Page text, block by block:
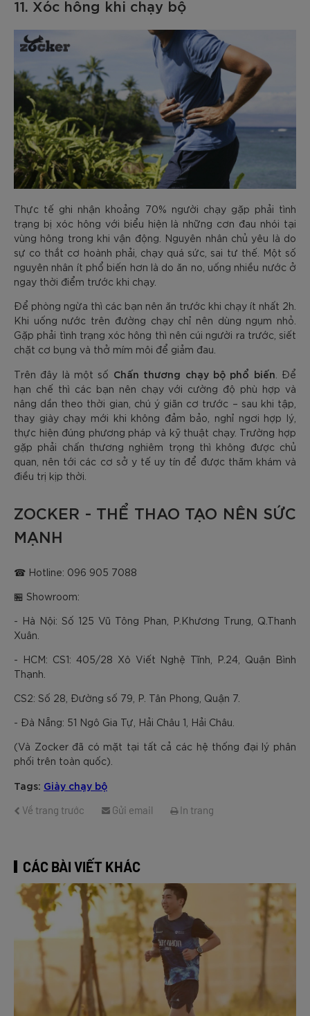
11. Xóc hông khi chạy bộ
Thực tế ghi nhận khoảng 70% người chạy gặp phải tình
trạng bị xóc hông với biểu hiện là những cơn đau nhói tại
vùng hông trong khi vận động. Nguyên nhân chủ yêu là do
sự co thắt cơ hoành phải, chạy quá sức, sai tư thế. Một số
nguyên nhân ít phổ biến hơn là do ăn no, uống nhiều nước ở
ngay thời điểm trước khi chạy.
Để phòng ngừa thì các bạn nên ăn trước khi chạy ít nhất 2h.
Khi uống nước trên đường chạy chỉ nên dùng ngụm nhỏ.
Gặp phải tình trạng xóc hông thì nên cúi người ra trước, siết
chặt cơ bụng và thở mím môi để giảm đau.
Trên đây là một số Chấn thương chạy bộ phổ biến . Để
hạn chế thì các bạn nên chạy với cường độ phù hợp và
nâng dần theo thời gian, chú ý giãn cơ trước – sau khi tập,
thay giày chạy mới khi không đảm bảo, nghỉ ngơi hợp lý,
thực hiện đúng phương pháp và kỹ thuật chạy. Trường hợp
gặp phải chấn thương nghiêm trọng thì không được chủ
quan, nên tới các cơ sở y tế uy tín để được thăm khám và
điều trị kịp thời.
ZOCKER - THỂ THAO TẠO NÊN SỨC
MẠNH
☎ Hotline: 096 905 7088
🏪 Showroom:
- Hà Nội: Số 125 Vũ Tông Phan, P.Khương Trung, Q.Thanh
Xuân.
- HCM: CS1: 405/28 Xô Viết Nghệ Tĩnh, P.24, Quận Bình
Thạnh.
CS2: Số 28, Đường số 79, P. Tân Phong, Quận 7.
- Đà Nẵng: 51 Ngô Gia Tự, Hải Châu 1, Hải Châu.
(Và Zocker đã có mặt tại tất cả các hệ thống đại lý phân
phối trên toàn quốc).
Tags: Giày chạy bộ
Về trang trước Gửi email In trang
CÁC BÀI VIẾT KHÁC